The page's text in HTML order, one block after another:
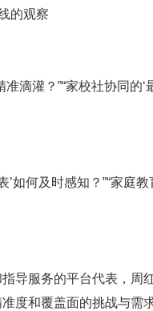
的观察
准滴灌？”“家校社协同的
’如何及时感知？”“家
导服务的平台代表，周
度和覆盖面的挑战与需求